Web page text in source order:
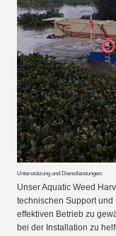
Unterstützung und Dienstleistungen:
Unser Aquatic Weed
technischen Support
effektiven Betrieb zu
bei der Installation zu